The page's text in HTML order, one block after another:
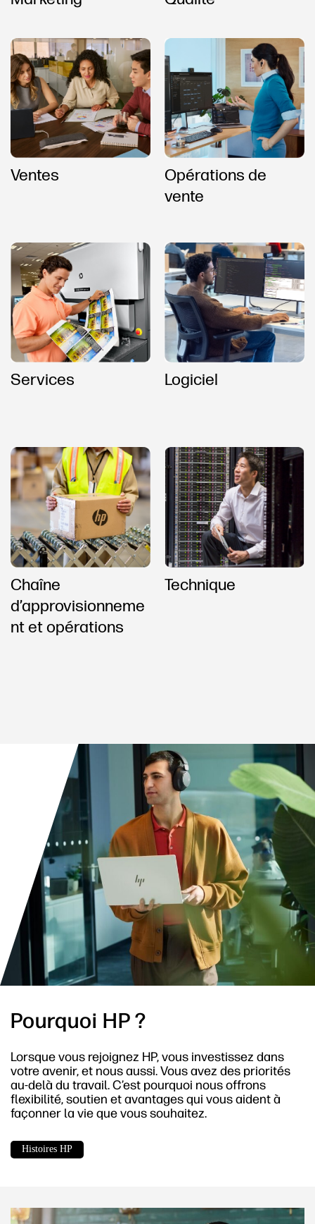
Ventes
Opérations de
vente
Services Logiciel
Chaîne
d’approvisionneme
nt et opérations
Technique
Pourquoi HP ?
Lorsque vous rejoignez HP, vous investissez dans
votre avenir, et nous aussi. Vous avez des priorités
au-delà du travail. C’est pourquoi nous offrons
flexibilité, soutien et avantages qui vous aident à
façonner la vie que vous souhaitez.
Histoires HP